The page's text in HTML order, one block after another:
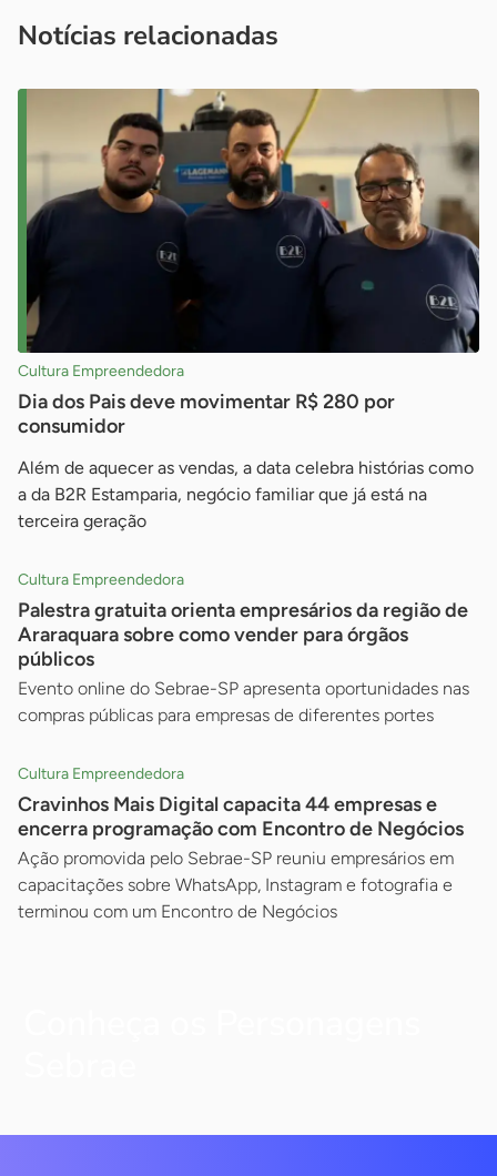
Notícias relacionadas
Cultura Empreendedora
Dia dos Pais deve movimentar R$ 280 por
consumidor
Além de aquecer as vendas, a data celebra histórias como
a da B2R Estamparia, negócio familiar que já está na
terceira geração
Cultura Empreendedora
Palestra gratuita orienta empresários da região de
Araraquara sobre como vender para órgãos
públicos
Evento online do Sebrae-SP apresenta oportunidades nas
compras públicas para empresas de diferentes portes
Cultura Empreendedora
Cravinhos Mais Digital capacita 44 empresas e
encerra programação com Encontro de Negócios
Ação promovida pelo Sebrae-SP reuniu empresários em
capacitações sobre WhatsApp, Instagram e fotografia e
terminou com um Encontro de Negócios